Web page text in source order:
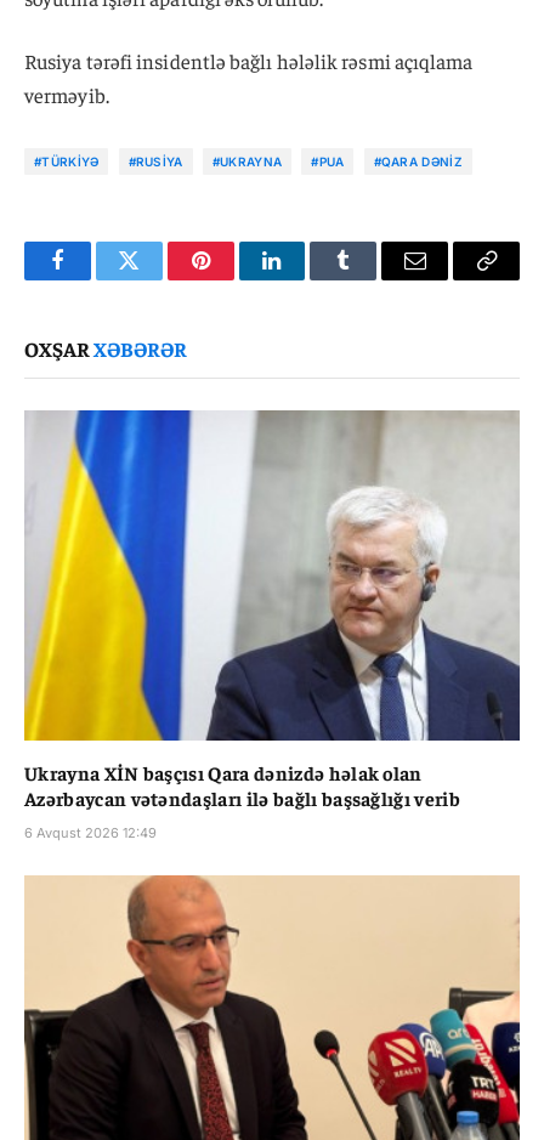
Rusiya tərəfi insidentlə bağlı hələlik rəsmi açıqlama
verməyib.
#TÜRKIYƏ #RUSIYA #UKRAYNA #PUA #QARA DƏNIZ
FacebookTwitter PinterestLinkedInTumblr Email
Copy
OXŞARXƏBƏRƏR
Ukrayna XİN başçısı Qara dənizdə həlak olan
Azərbaycan vətəndaşları ilə bağlı başsağlığı verib
6 Avqust 2026 12:49